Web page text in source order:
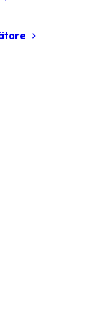
cbdmed-